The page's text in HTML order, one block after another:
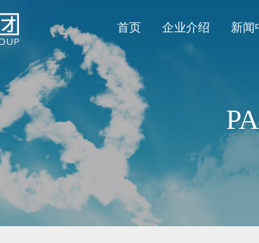
首页 企业介绍 新闻